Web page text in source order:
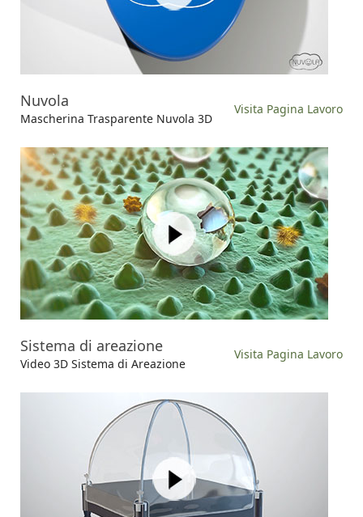
Nuvola
Mascherina Trasparente Nuvola 3D
Visita Pagina Lavoro
Sistema di areazione
Video 3D Sistema di Areazione
Visita Pagina Lavoro